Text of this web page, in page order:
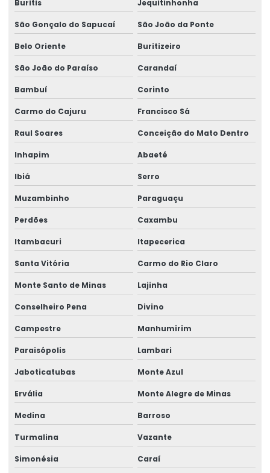
Buritis Jequitinhonha
São Gonçalo do Sapucaí São João da Ponte
Belo Oriente Buritizeiro
São João do Paraíso Carandaí
Bambuí Corinto
Carmo do Cajuru Francisco Sá
Raul Soares Conceição do Mato Dentro
Inhapim Abaeté
Ibiá Serro
Muzambinho Paraguaçu
Perdões Caxambu
Itambacuri Itapecerica
Santa Vitória Carmo do Rio Claro
Monte Santo de Minas Lajinha
Conselheiro Pena Divino
Campestre Manhumirim
Paraisópolis Lambari
Jaboticatubas Monte Azul
Ervália Monte Alegre de Minas
Medina Barroso
Turmalina Vazante
Simonésia Caraí